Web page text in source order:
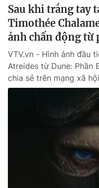
Sau khi trắng tay
Timothée
ảnh chấn động từ
VTV.vn - Hình ảnh đầu
Atreides từ Dune: Phần
chia sẻ trên mạng xã